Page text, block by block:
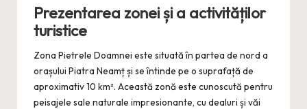
Prezentarea zonei și a activităților
turistice
Zona Pietrele Doamnei este situată în partea de nord a
orașului Piatra Neamț și se întinde pe o suprafață de
aproximativ 10 km². Această zonă este cunoscută pentru
peisajele sale naturale impresionante, cu dealuri și văi